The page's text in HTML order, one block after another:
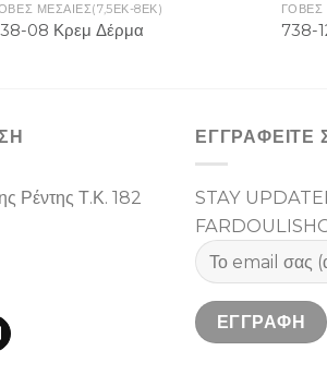
ΜΕΣΑΙΕΣ(7,5ΕΚ-8ΕΚ)
08 Κρεμ Δέρμα
ΓΟΒΕΣ
738-
Ρέντης Τ.Κ. 182
ΕΓΓΡΑΦΕΙΤΕ
STAY